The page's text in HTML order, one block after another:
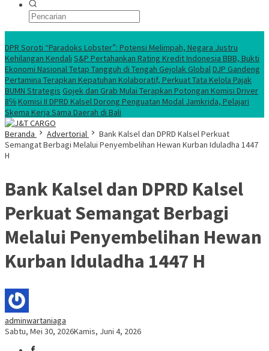
DPR Soroti “Paradoks Lobster”: Potensi Melimpah, Negara Justru
Kehilangan Kendali S&P Pertahankan Rating Kredit Indonesia BBB, Bukti
Ekonomi Nasional Tetap Tangguh di Tengah Gejolak GlobalDJP Gandeng
Pertamina Terapkan Kepatuhan Kolaboratif, Perkuat Tata Kelola Pajak
BUMN Strategis Gojek dan Grab Mulai Terapkan Potongan Komisi Driver
8℅Komisi II DPRD Kalsel Dorong Penguatan Modal Jamkrida, Pelajari
Skema Kerja Sama Daerah di Bali
Beranda
Advertorial
Bank Kalsel dan DPRD Kalsel Perkuat
Semangat Berbagi Melalui Penyembelihan Hewan Kurban Iduladha 1447
H
Bank Kalsel dan DPRD Kalsel
Perkuat Semangat Berbagi
Melalui Penyembelihan Hewan
Kurban Iduladha 1447 H
adminwartaniaga
Sabtu, Mei 30, 2026Kamis, Juni 4, 2026